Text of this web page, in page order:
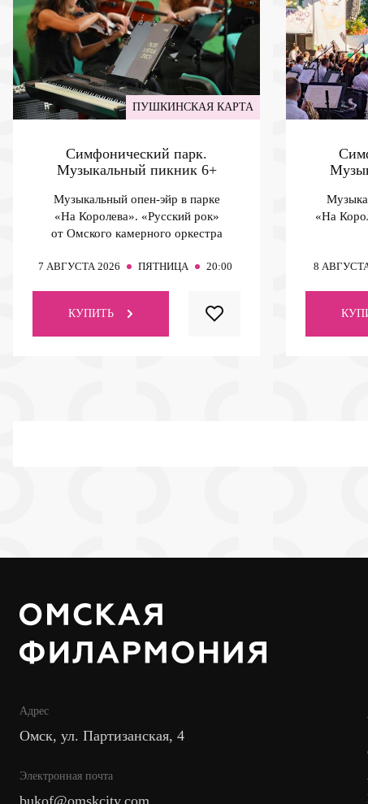
ПУШКИНСКАЯ КАРТА
Симфонический парк.
Музыкальный пикник 6+
Музыкальный опен-эйр в парке
«На Королева». «Русский рок»
от Омского камерного оркестра
7 АВГУСТА 2026 ПЯТНИЦА 20:00
КУПИТЬ
«На
8
Адрес
Омск, ул. Партизанская, 4
Электронная почта